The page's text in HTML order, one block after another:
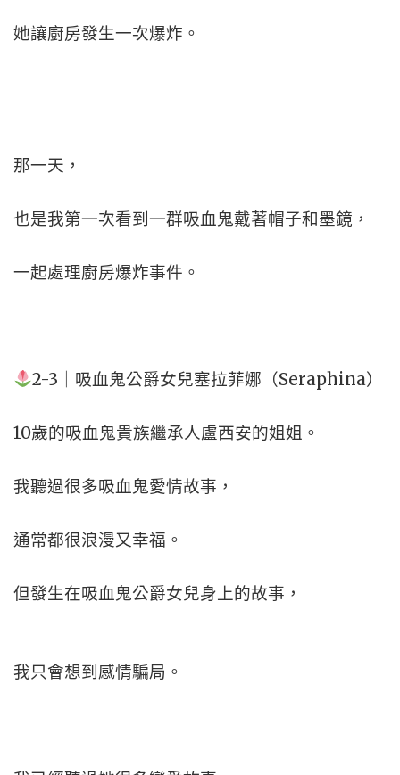
她讓廚房發生一次爆炸。
那一天，
也是我第一次看到一群吸血鬼戴著帽子和墨鏡，
一起處理廚房爆炸事件。
2-3｜吸血鬼公爵女兒塞拉菲娜（Seraphina）
10歲的吸血鬼貴族繼承人盧西安的姐姐。
我聽過很多吸血鬼愛情故事，
通常都很浪漫又幸福。
但發生在吸血鬼公爵女兒身上的故事，
我只會想到感情騙局。